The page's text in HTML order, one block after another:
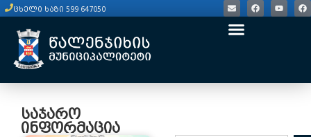
ცხელი ხაზი 599 647050
საჯარო
ინფორმაცია